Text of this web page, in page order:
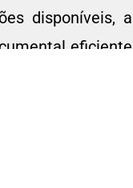
disponíveis, a
eficiente